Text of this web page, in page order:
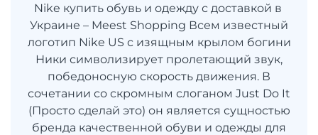
Nike купить обувь и одежду с доставкой в ​​
Украине – Meest Shopping Всем известный
логотип Nike US с изящным крылом богини
Ники символизирует пролетающий звук,
победоносную скорость движения. В
сочетании со скромным слоганом Just Do It
(Просто сделай это) он является сущностью
бренда качественной обуви и одежды для